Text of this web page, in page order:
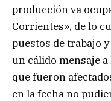
producción va
Corrientes», de lo
puestos de trabajo
un cálido mensaje
que fueron
en la fecha no